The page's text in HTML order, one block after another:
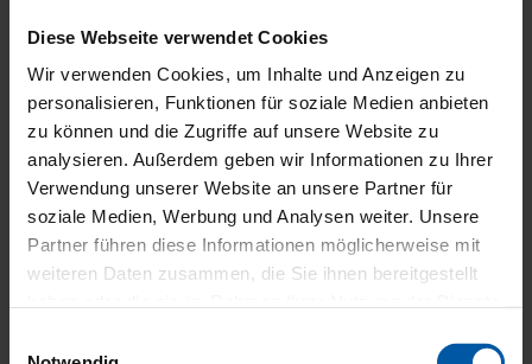
Diese Webseite verwendet Cookies
Wir verwenden Cookies, um Inhalte und Anzeigen zu
personalisieren, Funktionen für soziale Medien anbieten
zu können und die Zugriffe auf unsere Website zu
analysieren. Außerdem geben wir Informationen zu Ihrer
Verwendung unserer Website an unsere Partner für
soziale Medien, Werbung und Analysen weiter. Unsere
Partner führen diese Informationen möglicherweise mit
weiteren Daten zusammen, die Sie ihnen bereitgestellt